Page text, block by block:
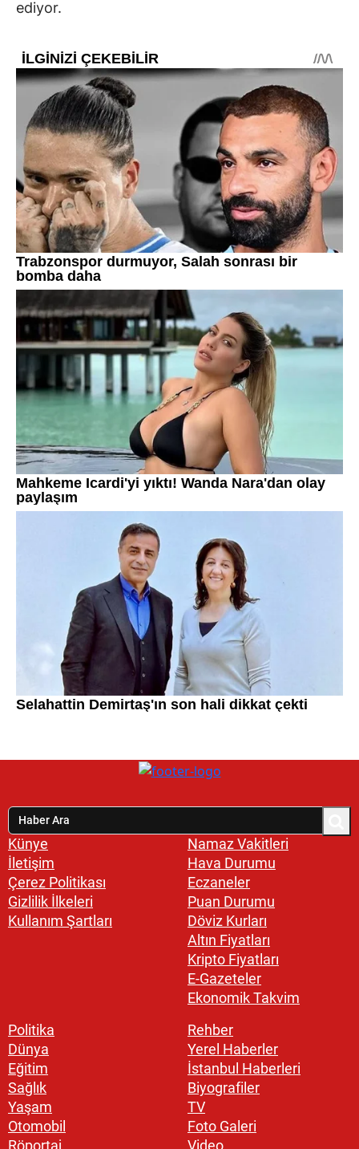
ediyor.
Künye
İletişim
Çerez Politikası
Gizlilik İlkeleri
Kullanım Şartları
Namaz Vakitleri
Hava Durumu
Eczaneler
Puan Durumu
Döviz Kurları
Altın Fiyatları
Kripto Fiyatları
E-Gazeteler
Ekonomik Takvim
Politika
Dünya
Eğitim
Sağlık
Yaşam
Otomobil
Röportaj
Rehber
Yerel Haberler
İstanbul Haberleri
Biyografiler
TV
Foto Galeri
Video